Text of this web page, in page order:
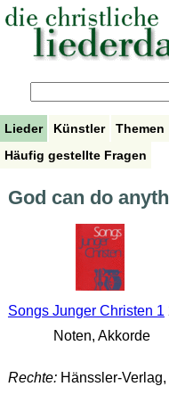
Lieder Künstler Themen
Häufig gestellte Fragen
God can do
Songs Junger Christen 1
Noten, Akkorde
Rechte:Hänssler-Verlag,